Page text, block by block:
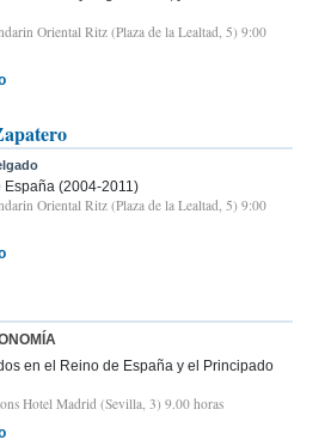
Oriental Ritz (Plaza de la Lealtad, 5) 9:00
(2004-2011)
Oriental Ritz (Plaza de la Lealtad, 5) 9:00
en el Reino de España y el Principado
Hotel Madrid (Sevilla, 3) 9.00 horas